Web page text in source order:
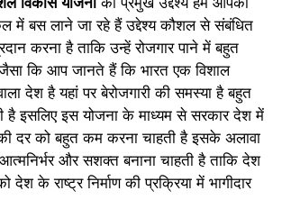
में बस लाने जा रहे हैं उद्देश्य कौशल से संबंधित
करना है ताकि उन्हें रोजगार पाने में बहुत
कि आप जानते हैं कि भारत एक विशाल
देश है यहां पर बेरोजगारी की समस्या है बहुत
है इसलिए इस योजना के माध्यम से सरकार देश में
की दर को बहुत कम करना चाहती है इसके अलावा
और सशक्त बनाना चाहती है ताकि देश
के राष्ट्र निर्माण की प्रक्रिया में भागीदार